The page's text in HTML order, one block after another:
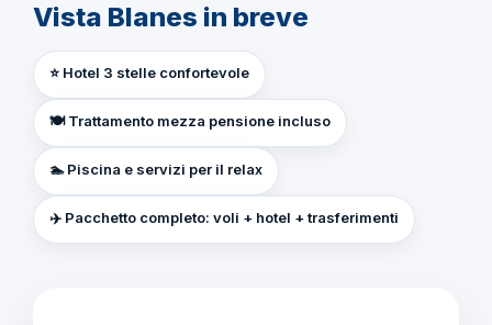
Vista Blanes in breve
⭐ Hotel 3 stelle confortevole
🍽️ Trattamento mezza pensione incluso
🏊 Piscina e servizi per il relax
✈️ Pacchetto completo: voli + hotel + trasferimenti